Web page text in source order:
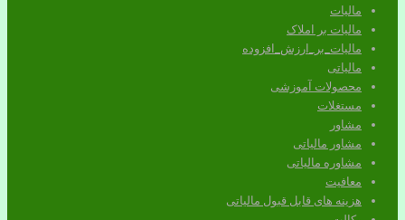
مالیات
مالیات بر املاک
مالیات_بر_ارزش_افزوده
مالیاتی
محصولات آموزشی
مستغلات
مشاور
مشاور مالیاتی
مشاوره مالیاتی
معافیت
هزینه های قابل قبول مالیاتی